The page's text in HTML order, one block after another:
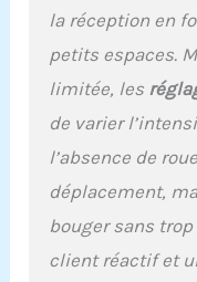
la réception en
petits espaces.
limitée, les
de varier
l’absence de
déplacement,
bouger sans
client réactif et